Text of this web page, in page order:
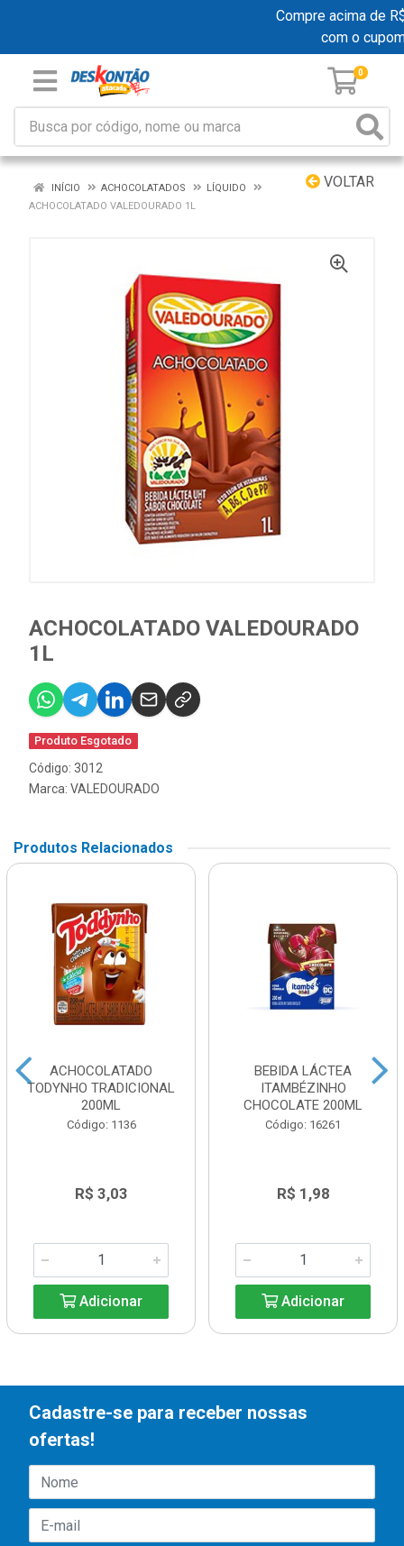
Compre acima de
com o cupom
0
VOLTAR
INÍCIO ACHOCOLATADOS
LÍQUIDO
ACHOCOLATADO VALEDOURADO 1L
ACHOCOLATADO VALEDOURADO
1L
Produto Esgotado
Código: 3012
Marca: VALEDOURADO
Produtos Relacionados
ACHOCOLATADO
TODYNHO TRADICIONAL
200ML
Código: 1136
R$ 3,03
Adicionar
BEBIDA LÁCTEA
ITAMBÉZINHO
CHOCOLATE 200ML
Código: 16261
R$ 1,98
Adicionar
Cadastre-se para receber nossas
ofertas!